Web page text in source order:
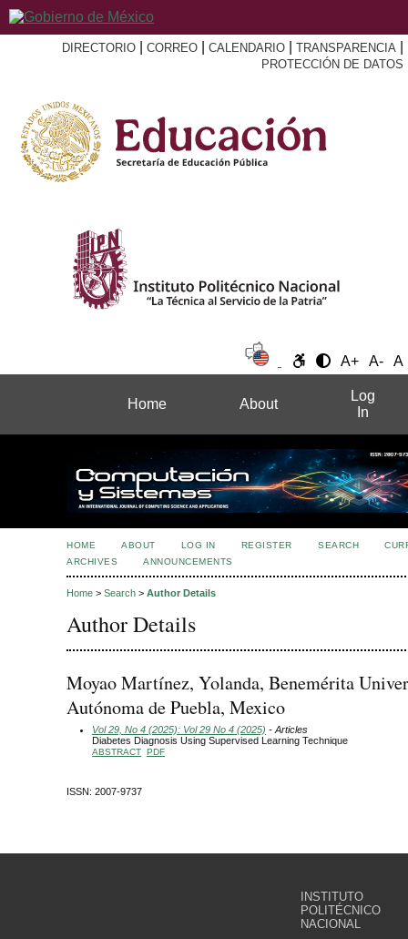
DIRECTORIO CORREO CALENDARIO TRANSPARENCIA
PROTECCIÓN DE DATOS
A+ A- A
Home About
Log
In
HOME ABOUT LOG IN REGISTER SEARCH
ARCHIVES
ANNOUNCEMENTS
Home > Search > Author Details
Author Details
Moyao Martínez, Yolanda, Benemérita
Autónoma de Puebla, Mexico
Vol 29, No 4 (2025): Vol 29 No 4 (2025) - Articles
Diabetes Diagnosis Using Supervised Learning Technique
ABSTRACT PDF
ISSN: 2007-9737
INSTITUTO
POLITÉCNICO
NACIONAL